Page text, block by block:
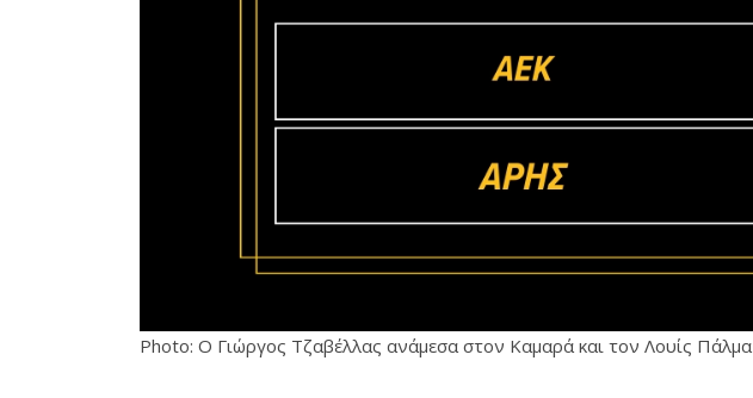
Photo: Ο Γιώργος Τζαβέλλας ανάμεσα στον Καμαρά και τον Λουίς Πάλμα